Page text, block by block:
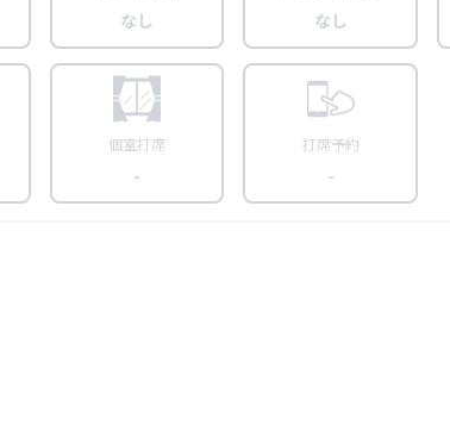
なし なし
個室打席
-
打席予約
-